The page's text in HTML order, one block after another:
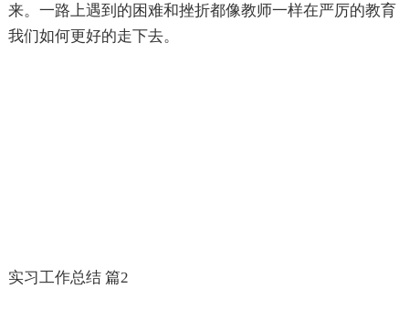
来。一路上遇到的困难和挫折都像教师一样在严厉的教育
我们如何更好的走下去。
实习工作总结 篇2